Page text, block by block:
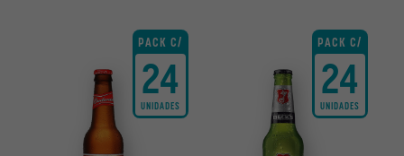
PACK C/
24
UNIDADES
PACK C/
24
UNIDADES